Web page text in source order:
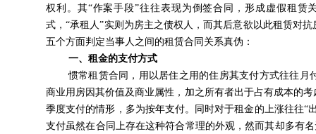
权利。其“作案手段”往往表现为倒签合同，形成虚假租
式，“承租人”实则为房主之债权人，而其后意欲以此租赁对
五个方面判定当事人之间的租赁合同关系真伪：
一、 租金的支付方式
惯常租赁合同，用以居住之用的住房其支付方式往往
商业用房因其价值及商业属性，加之所有者出于占有成本的
季度支付的情形，多为按年支付。同时对于租金的上涨往往
支付虽然在合同上存在这种符合常理的外观，然而其却多有